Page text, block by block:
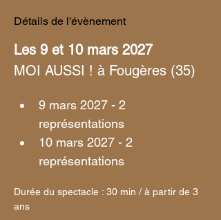
Détails de l'évènement
Les 9 et 10 mars 2027
MOI AUSSI ! à Fougères (35)
9 mars 2027 - 2
représentations
10 mars 2027 - 2
représentations
Durée du spectacle : 30 min / à partir de 3
ans